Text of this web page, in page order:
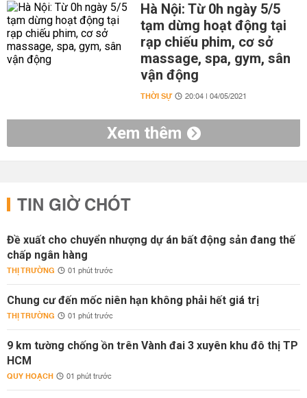
Hà Nội: Từ 0h ngày 5/5
tạm dừng hoạt động tại
rạp chiếu phim, cơ sở
massage, spa, gym, sân
vận động
THỜI SỰ 20:04 | 04/05/2021
Xem thêm
TIN GIỜ CHÓT
Đề xuất cho chuyển nhượng dự án bất động sản đang thế
chấp ngân hàng
THỊ TRƯỜNG 01 phút trước
Chung cư đến mốc niên hạn không phải hết giá trị
THỊ TRƯỜNG 01 phút trước
9 km tường chống ồn trên Vành đai 3 xuyên khu đô thị TP
HCM
QUY HOẠCH 01 phút trước